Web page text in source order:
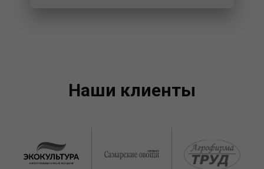
Наши клиенты